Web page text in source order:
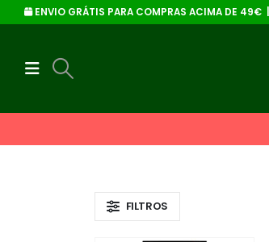
ENVIO GRÁTIS PARA COMPRAS ACIMA DE 49€ |
FILTROS